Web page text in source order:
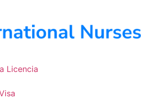
Licencia